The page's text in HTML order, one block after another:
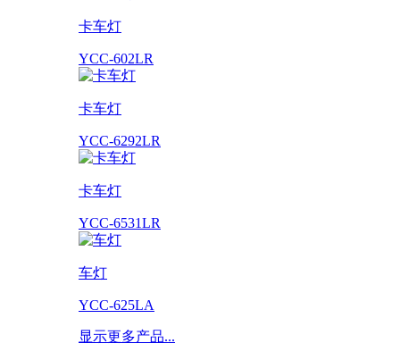
卡车灯
YCC-602LR
卡车灯
YCC-6292LR
卡车灯
YCC-6531LR
车灯
YCC-625LA
显示更多产品...